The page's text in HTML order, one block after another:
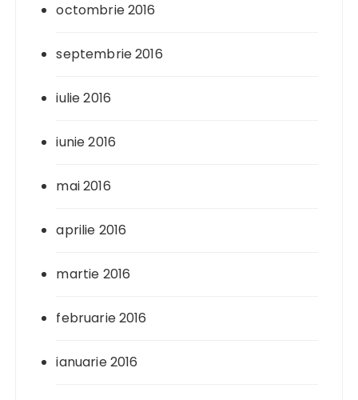
octombrie 2016
septembrie 2016
iulie 2016
iunie 2016
mai 2016
aprilie 2016
martie 2016
februarie 2016
ianuarie 2016